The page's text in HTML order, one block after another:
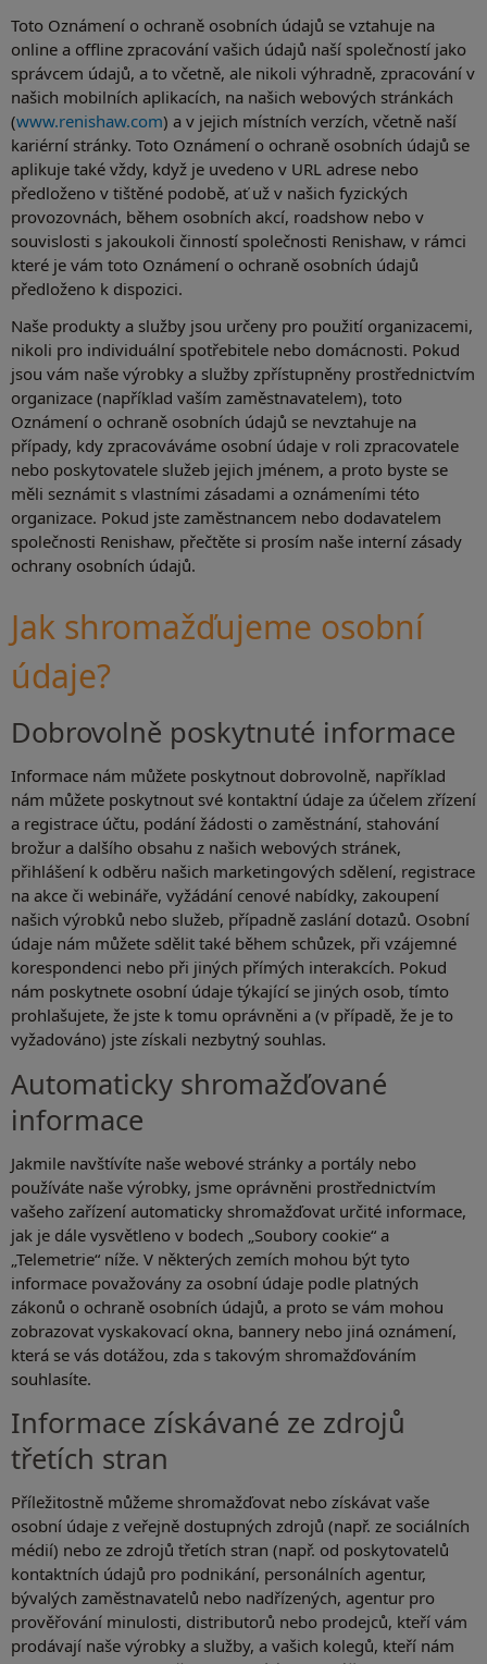
Toto Oznámení o ochraně osobních údajů se vztahuje na
online a offline zpracování vašich údajů naší společností jako
správcem údajů, a to včetně, ale nikoli výhradně, zpracování v
našich mobilních aplikacích, na našich webových stránkách
(www.renishaw.com) a v jejich místních verzích, včetně naší
kariérní stránky. Toto Oznámení o ochraně osobních údajů se
aplikuje také vždy, když je uvedeno v URL adrese nebo
předloženo v tištěné podobě, ať už v našich fyzických
provozovnách, během osobních akcí, roadshow nebo v
souvislosti s jakoukoli činností společnosti Renishaw, v rámci
které je vám toto Oznámení o ochraně osobních údajů
předloženo k dispozici.
Naše produkty a služby jsou určeny pro použití organizacemi,
nikoli pro individuální spotřebitele nebo domácnosti. Pokud
jsou vám naše výrobky a služby zpřístupněny prostřednictvím
organizace (například vaším zaměstnavatelem), toto
Oznámení o ochraně osobních údajů se nevztahuje na
případy, kdy zpracováváme osobní údaje v roli zpracovatele
nebo poskytovatele služeb jejich jménem, a proto byste se
měli seznámit s vlastními zásadami a oznámeními této
organizace. Pokud jste zaměstnancem nebo dodavatelem
společnosti Renishaw, přečtěte si prosím naše interní zásady
ochrany osobních údajů.
Jak shromažďujeme osobní
údaje?
Dobrovolně poskytnuté informace
Informace nám můžete poskytnout dobrovolně, například
nám můžete poskytnout své kontaktní údaje za účelem zřízení
a registrace účtu, podání žádosti o zaměstnání, stahování
brožur a dalšího obsahu z našich webových stránek,
přihlášení k odběru našich marketingových sdělení, registrace
na akce či webináře, vyžádání cenové nabídky, zakoupení
našich výrobků nebo služeb, případně zaslání dotazů. Osobní
údaje nám můžete sdělit také během schůzek, při vzájemné
korespondenci nebo při jiných přímých interakcích. Pokud
nám poskytnete osobní údaje týkající se jiných osob, tímto
prohlašujete, že jste k tomu oprávněni a (v případě, že je to
vyžadováno) jste získali nezbytný souhlas.
Automaticky shromažďované
informace
Jakmile navštívíte naše webové stránky a portály nebo
používáte naše výrobky, jsme oprávněni prostřednictvím
vašeho zařízení automaticky shromažďovat určité informace,
jak je dále vysvětleno v bodech „Soubory cookie“ a
„Telemetrie“ níže. V některých zemích mohou být tyto
informace považovány za osobní údaje podle platných
zákonů o ochraně osobních údajů, a proto se vám mohou
zobrazovat vyskakovací okna, bannery nebo jiná oznámení,
která se vás dotážou, zda s takovým shromažďováním
souhlasíte.
Informace získávané ze zdrojů
třetích stran
Příležitostně můžeme shromažďovat nebo získávat vaše
osobní údaje z veřejně dostupných zdrojů (např. ze sociálních
médií) nebo ze zdrojů třetích stran (např. od poskytovatelů
kontaktních údajů pro podnikání, personálních agentur,
bývalých zaměstnavatelů nebo nadřízených, agentur pro
prověřování minulosti, distributorů nebo prodejců, kteří vám
prodávají naše výrobky a služby, a vašich kolegů, kteří nám